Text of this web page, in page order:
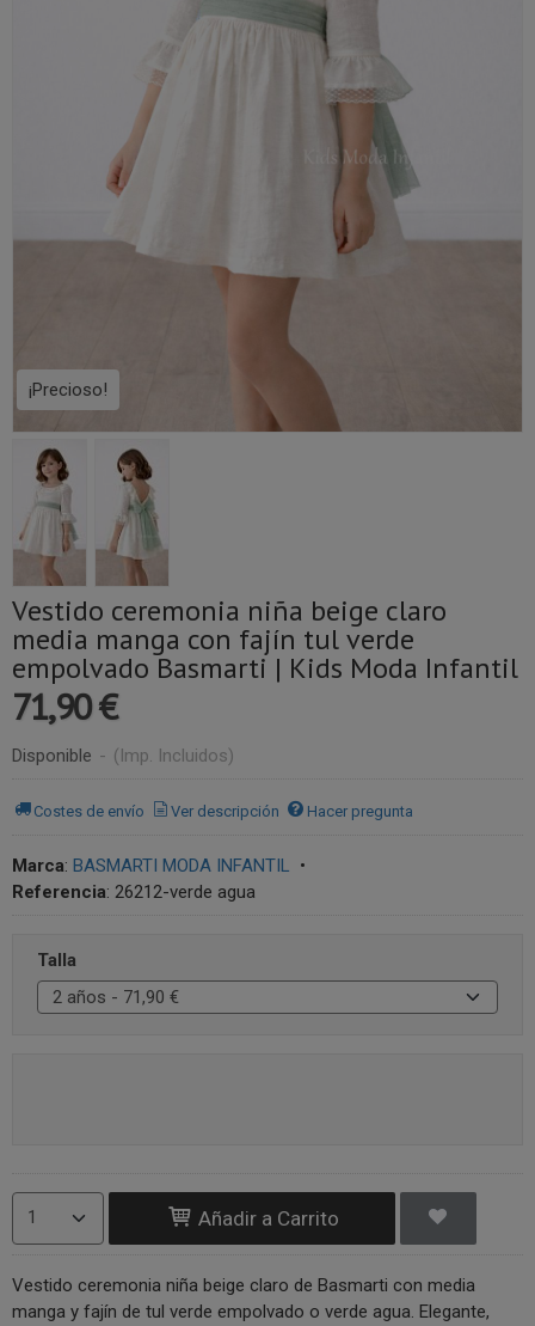
¡Precioso!
Vestido ceremonia niña beige claro
media manga con fajín tul verde
empolvado Basmarti | Kids Moda Infantil
71,90 €
Disponible - (Imp. Incluidos)
Costes de envío Ver descripción Hacer pregunta
Marca: BASMARTI MODA INFANTIL •
Referencia: 26212-verde agua
Talla
Añadir a Carrito
Vestido ceremonia niña beige claro de Basmarti con media
manga y fajín de tul verde empolvado o verde agua. Elegante,